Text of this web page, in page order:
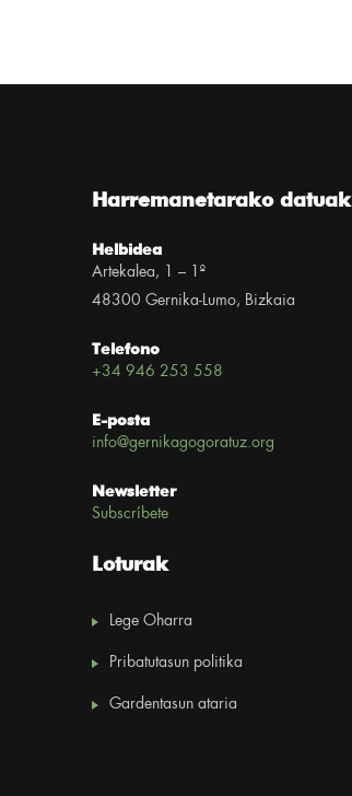
Harremanetarako datuak
Helbidea
Artekalea, 1 – 1º
48300 Gernika-Lumo, Bizkaia
Telefono
+34 946 253 558
E-posta
info@gernikagogoratuz.org
Newsletter
Subscríbete
Loturak
Lege Oharra
Pribatutasun politika
Gardentasun ataria